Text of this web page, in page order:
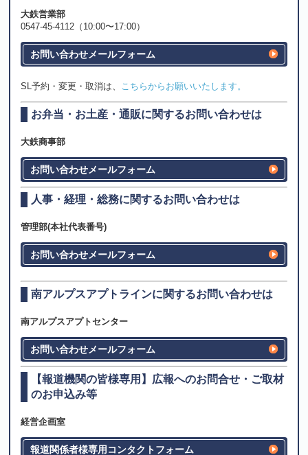
大鉄営業部
0547-45-4112（10:00〜17:00）
お問い合わせメールフォーム
SL予約・変更・取消は、 こちらからお願いいたします。
お弁当・お土産・通販に関するお問い合わせは
大鉄商事部
お問い合わせメールフォーム
人事・経理・総務に関するお問い合わせは
管理部(本社代表番号)
お問い合わせメールフォーム
南アルプスアプトラインに関するお問い合わせは
南アルプスアプトセンター
お問い合わせメールフォーム
【報道機関の皆様専用】広報へのお問合せ・ご取材
のお申込み等
経営企画室
報道関係者様専用コンタクトフォーム